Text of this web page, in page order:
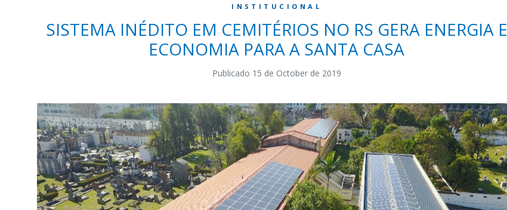
INSTITUCIONAL
SISTEMA INÉDITO EM CEMITÉRIOS NO RS GERA ENERGIA E
ECONOMIA PARA A SANTA CASA
Publicado 15 de October de 2019